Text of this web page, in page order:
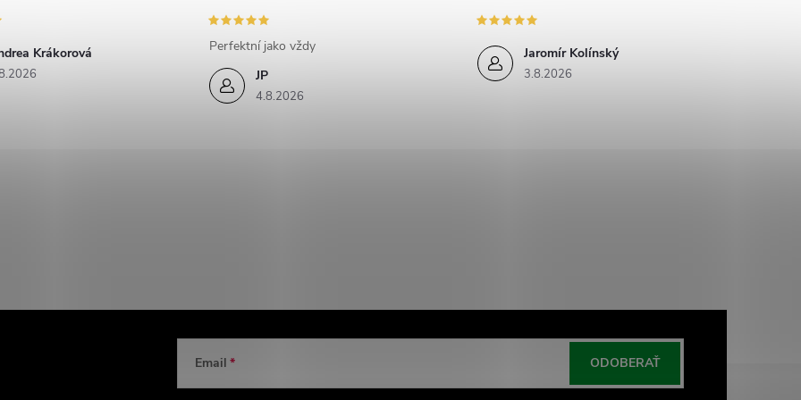
Krákorová
JP
4.8.2026
Perfektní jako vždy Jaromír Kolínský
3.8.2026
Email ODOBERAŤ